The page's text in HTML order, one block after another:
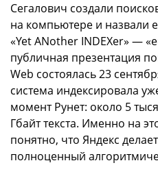
Сегалович создали
на компьютере и назвали
«Yet ANother INDEXer» —
публичная презентация
Web состоялась 23
система индексировала
момент Рунет: около 5
Гбайт текста. Именно на
понятно, что Яндекс
полноценный